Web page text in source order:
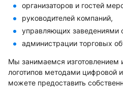
организаторов и гостей
руководителей компаний,
управляющих заведениями
администрации торговых
Мы занимаемся изготовлением
логотипов методами цифровой
можете предоставить